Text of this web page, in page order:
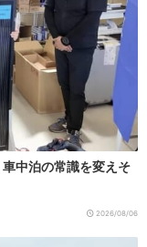
中泊の常識を変えそ
2026/08/06